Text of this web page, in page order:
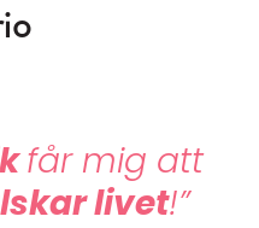
får mig att
livet!”